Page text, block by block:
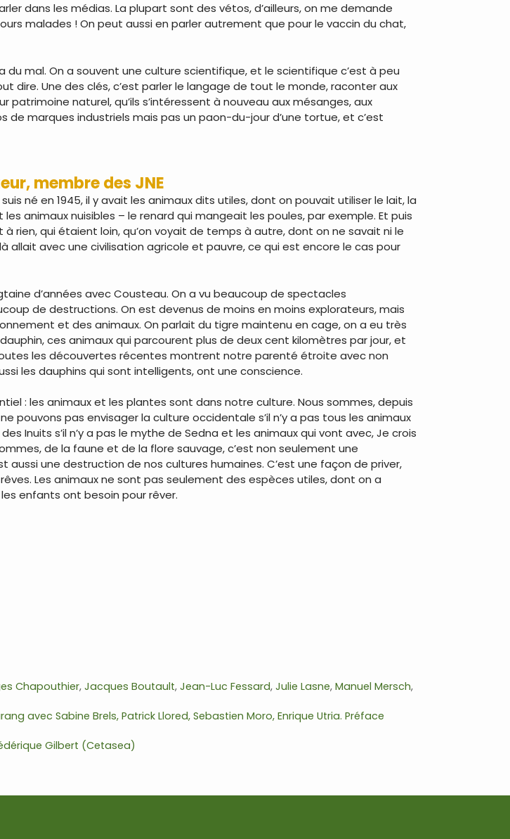
dans les médias. La plupart sont des vétos, d’ailleurs, on me demande
malades ! On peut aussi en parler autrement que pour le vaccin du chat,
mal. On a souvent une culture scientifique, et le scientifique c’est à peu
dire. Une des clés, c’est parler le langage de tout le monde, raconter aux
patrimoine naturel, qu’ils s’intéressent à nouveau aux mésanges, aux
de marques industriels mais pas un paon-du-jour d’une tortue, et c’est
membre des JNE
né en 1945, il y avait les animaux dits utiles, dont on pouvait utiliser le lait, la
animaux nuisibles – le renard qui mangeait les poules, par exemple. Et puis
à rien, qui étaient loin, qu’on voyait de temps à autre, dont on ne savait ni le
avec une civilisation agricole et pauvre, ce qui est encore le cas pour
d’années avec Cousteau. On a vu beaucoup de spectacles
de destructions. On est devenus de moins en moins explorateurs, mais
et des animaux. On parlait du tigre maintenu en cage, on a eu très
ces animaux qui parcourent plus de deux cent kilomètres par jour, et
les découvertes récentes montrent notre parenté étroite avec non
les dauphins qui sont intelligents, ont une conscience.
: les animaux et les plantes sont dans notre culture. Nous sommes, depuis
pouvons pas envisager la culture occidentale s’il n’y a pas tous les animaux
Inuits s’il n’y a pas le mythe de Sedna et les animaux qui vont avec, Je crois
de la faune et de la flore sauvage, c’est non seulement une
une destruction de nos cultures humaines. C’est une façon de priver,
Les animaux ne sont pas seulement des espèces utiles, dont on a
enfants ont besoin pour rêver.
Chapouthier,Jacques Boutault,Jean-Luc Fessard,Julie Lasne,Manuel Mersch,
avec Sabine Brels, Patrick Llored, Sebastien Moro, Enrique Utria. Préface
Gilbert (Cetasea)